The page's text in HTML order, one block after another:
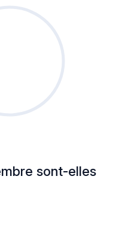
sont-elles